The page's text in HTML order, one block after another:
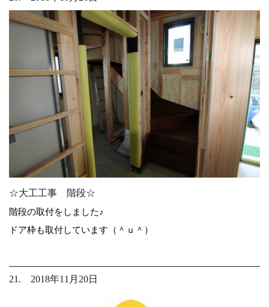
☆大工工事 階段☆
階段の取付をしました♪
ドア枠も取付しています（＾ｕ＾）
21. 2018年11月20日